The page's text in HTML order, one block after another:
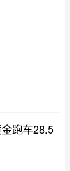
跑车28.5